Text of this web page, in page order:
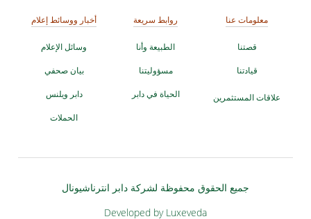
معلومات عنا
قصتنا
قيادتنا
علاقات المستثمرين
روابط سريعة
الطبيعة وأنا
مسؤوليتنا
الحياة في دابر
أخبار ووسائط إعلام
وسائل الإعلام
بيان صحفي
دابر ويلنس
الحملات
جميع الحقوق محفوظة لشركة دابر انترناشيونال
Developed by Luxeveda